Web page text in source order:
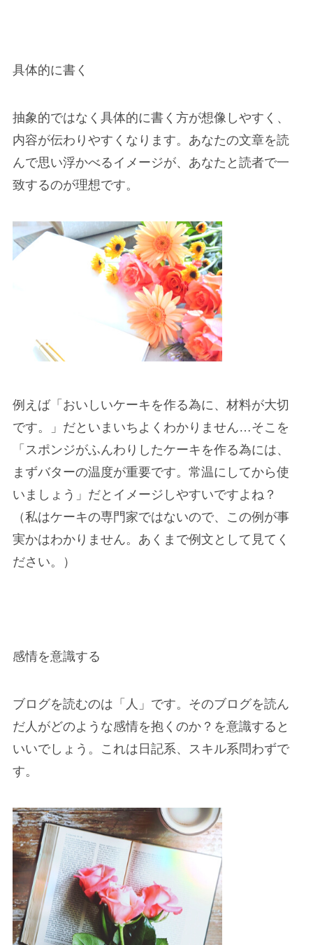
具体的に書く
抽象的ではなく 具体的に書く 方が想像しやすく、
内容が伝わりやすくなります。あなたの文章を読
んで思い浮かべる イメージが、あなたと読者で一
致するのが理想です。
例えば「おいしいケーキを作る為に、材料が大切
です。」だといまいちよくわかりません…そこを
「スポンジがふんわりしたケーキを作る為には、
まずバターの温度が重要です。常温にしてから使
いましょう」だとイメージしやすいですよね？
（私はケーキの専門家ではないので、この例が事
実かはわかりません。あくまで例文として見てく
ださい。）
感情を意識する
ブログを読むのは 「人」 です。そのブログを読ん
だ人がどのような感情を抱くのか？を意識すると
いいでしょう。これは日記系、スキル系問わずで
す。